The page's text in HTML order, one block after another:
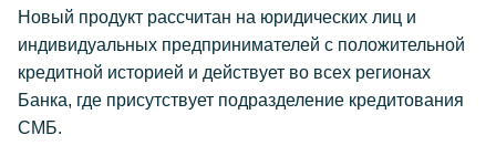
Новый продукт рассчитан на юридических лиц и
индивидуальных предпринимателей с положительной
кредитной историей и действует во всех регионах
Банка, где присутствует подразделение кредитования
СМБ.